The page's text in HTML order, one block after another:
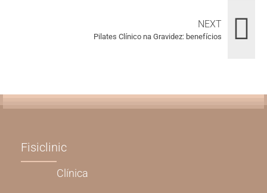
NEXT
Pilates Clínico na Gravidez: benefícios
Fisiclinic
Clínica